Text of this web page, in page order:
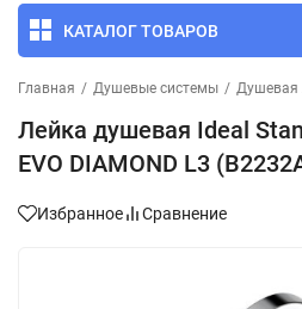
КАТАЛОГ ТОВАРОВ
Главная / Душевые системы / Душевая
Лейка душевая Ideal
EVO DIAMOND L3
Избранное Сравнение